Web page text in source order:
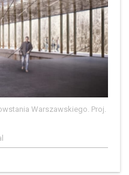
Warszawskiego. Proj.